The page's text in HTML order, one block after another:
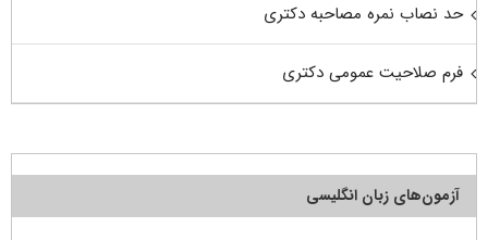
حد نصاب نمره مصاحبه دکتری
فرم صلاحیت عمومی دکتری
آزمون‌های زبان انگلیسی